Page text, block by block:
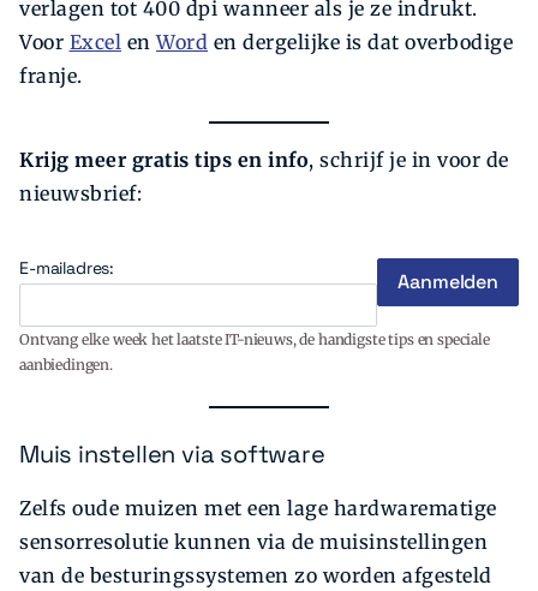
verlagen tot 400 dpi wanneer als je ze indrukt.
Voor Excel enWord en dergelijke is dat overbodige
franje.
Krijg meer gratis tips en info, schrijf je in voor de
nieuwsbrief:
E-mailadres:
Ontvang elke week het laatste IT-nieuws, de handigste tips en speciale
aanbiedingen.
Muis instellen via software
Zelfs oude muizen met een lage hardwarematige
sensorresolutie kunnen via de muisinstellingen
van de besturingssystemen zo worden afgesteld